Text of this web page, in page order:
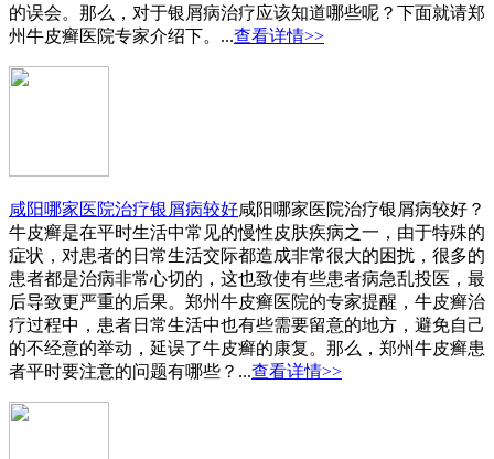
的误会。那么，对于银屑病治疗应该知道哪些呢？下面就请郑
州牛皮癣医院专家介绍下。...查看详情>>
咸阳哪家医院治疗银屑病较好咸阳哪家医院治疗银屑病较好？
牛皮癣是在平时生活中常见的慢性皮肤疾病之一，由于特殊的
症状，对患者的日常生活交际都造成非常很大的困扰，很多的
患者都是治病非常心切的，这也致使有些患者病急乱投医，最
后导致更严重的后果。郑州牛皮癣医院的专家提醒，牛皮癣治
疗过程中，患者日常生活中也有些需要留意的地方，避免自己
的不经意的举动，延误了牛皮癣的康复。那么，郑州牛皮癣患
者平时要注意的问题有哪些？...查看详情>>